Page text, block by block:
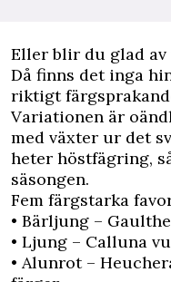
Eller blir du glad av
Då finns det inga
riktigt
Variationen är
med växter ur det
heter höstfägring,
säsongen.
Fem färgstarka
• Bärljung –
• Ljung – Calluna
• Alunrot –